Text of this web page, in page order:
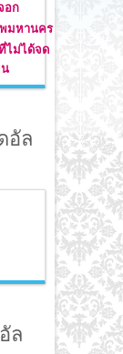
อก
พมหานคร
ไม่ได้จด
อัล
ล